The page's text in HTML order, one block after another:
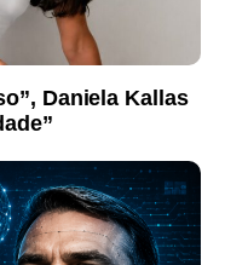
Daniela Kallas